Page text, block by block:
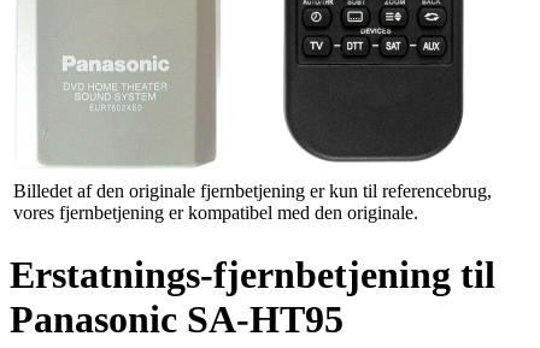
Billedet af den originale fjernbetjening er kun til referencebrug,
vores fjernbetjening er kompatibel med den originale.
Erstatnings-fjernbetjening til
Panasonic SA-HT95